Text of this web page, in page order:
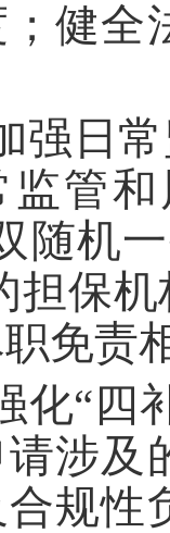
健全
强日
监管
随机
担保
免责
化“四
涉及
规性